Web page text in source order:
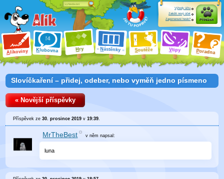
Alíkoviny Klubovna Hry Nástěnky Soutěže Vtipy Poradna
Výhody účtu
Založit nový účet
Zapomenuté heslo?
Přihlásit
Slovíčkaření – přidej, odeber, nebo vyměň jedno písmeno
« Novější příspěvky
Příspěvek ze30. prosince 2019 v19:39.
MrTheBest v němnapsal:
luna